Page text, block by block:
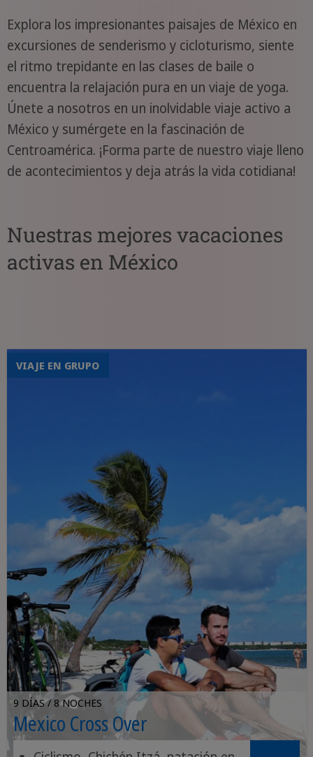
Explora los impresionantes paisajes de México en
excursiones de senderismo y cicloturismo, siente
el ritmo trepidante en las clases de baile o
encuentra la relajación pura en un viaje de yoga.
Únete a nosotros en un inolvidable viaje activo a
México y sumérgete en la fascinación de
Centroamérica. ¡Forma parte de nuestro viaje lleno
de acontecimientos y deja atrás la vida cotidiana!
Nuestras mejores vacaciones
activas en México
VIAJE EN GRUPO
9 DÍAS / 8 NOCHES
Mexico Cross Over